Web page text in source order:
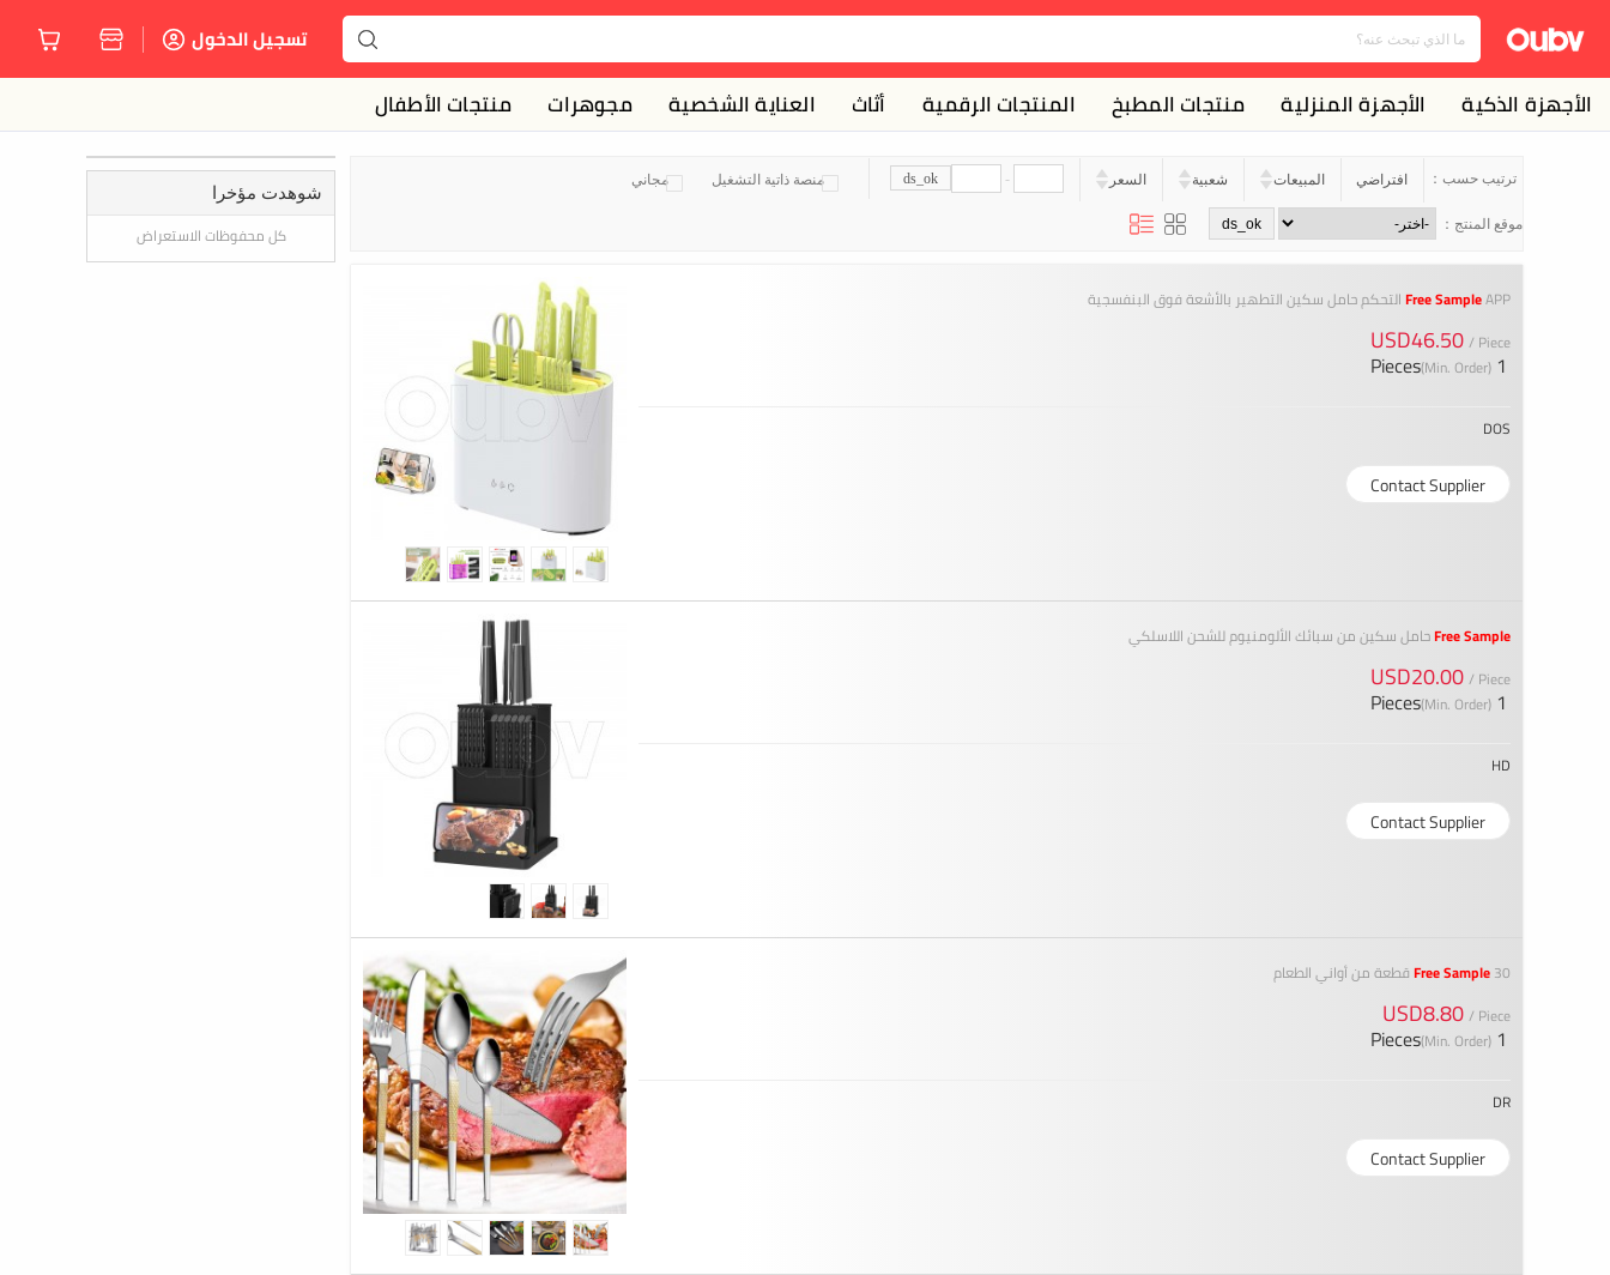
تسجيل الدخول
الأجهزة الذكية الأجهزة المنزلية منتجات المطبخ المنتجات الرقمية أثاث العناية الشخصية مجوهرات منتجات الأطفال
شوهدت مؤخرا
كل محفوظات الاستعراض
ترتيب حسب： افتراضي المبيعات شعبية السعر -
ds_ok منصة ذاتية التشغيل مجاني
موقع المنتج：
Free SampleAPP التحكم حامل سكين التطهير بالأشعة فوق البنفسجية
USD46.50/ Piece
1 Pieces
(Min. Order)
DOS
Contact Supplier
Free Sampleحامل سكين من سبائك الألومنيوم للشحن اللاسلكي
USD20.00/ Piece
1 Pieces
(Min. Order)
HD
Contact Supplier
Free Sample30 قطعة من أواني الطعام
USD8.80/ Piece
1 Pieces
(Min. Order)
DR
Contact Supplier